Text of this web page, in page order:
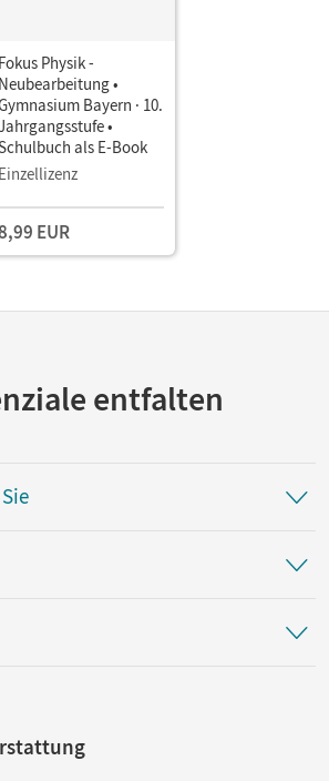
Fokus Physik -
Neubearbeitung •
Bayern · 10.
•
als E-Book
Einzellizenz
EUR
entfalten